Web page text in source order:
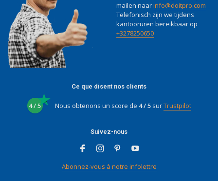
mailen naarinfo@doitpro.com
Telefonisch zijn we tijdens
kantooruren bereikbaar op
+3278250650
Ce que disent nos clients
4 / 5 Nous obtenons un score de 4 / 5surTrustpilot
Suivez-nous
Abonnez-vous à notre infolettre